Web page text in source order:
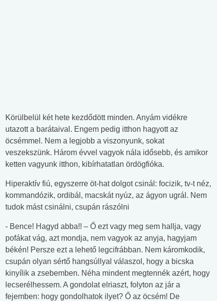
Körülbelül két hete kezdődött minden. Anyám vidékre
utazott a barátaival. Engem pedig itthon hagyott az
öcsémmel. Nem a legjobb a viszonyunk, sokat
veszekszünk. Három évvel vagyok nála idősebb, és amikor
ketten vagyunk itthon, kibírhatatlan ördögfióka.
Hiperaktív fiú, egyszerre öt-hat dolgot csinál: focizik, tv-t néz,
kommandózik, ordibál, macskát nyúz, az ágyon ugrál. Nem
tudok mást csinálni, csupán rászólni
- Bence! Hagyd abba!! – Ő ezt vagy meg sem hallja, vagy
pofákat vág, azt mondja, nem vagyok az anyja, hagyjam
békén! Persze ezt a lehető legcifrábban. Nem káromkodik,
csupán olyan sértő hangsúllyal válaszol, hogy a bicska
kinyílik a zsebemben. Néha mindent megtennék azért, hogy
lecserélhessem. A gondolat elriaszt, folyton az jár a
fejemben: hogy gondolhatok ilyet? Ő az öcsém! De